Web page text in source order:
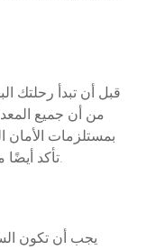
قبل أن تبدأ رحلتك
من أن جميع
بمستلزمات الأمان
تأكد أيضًا من التحقق من مستوي الوقود قبل المغادرة.
يجب أن تكون